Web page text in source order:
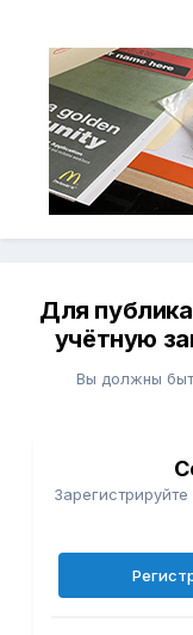
Для
учётную
Вы должны